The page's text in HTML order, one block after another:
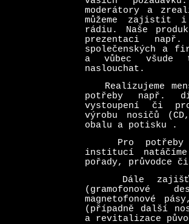
moderátory a
můžeme zajistit
rádiu. Naše
prezentaci
společenských a
a vůbec všude
naslouchat.
Realizujeme
potřeby např.
vystoupení či
výrobu nosičů
obalu a potisku .
Pro potřeby
institucí
pořady, průvodce
Dále
(gramofonové
magnetofonové
(případně další
a revitalizace